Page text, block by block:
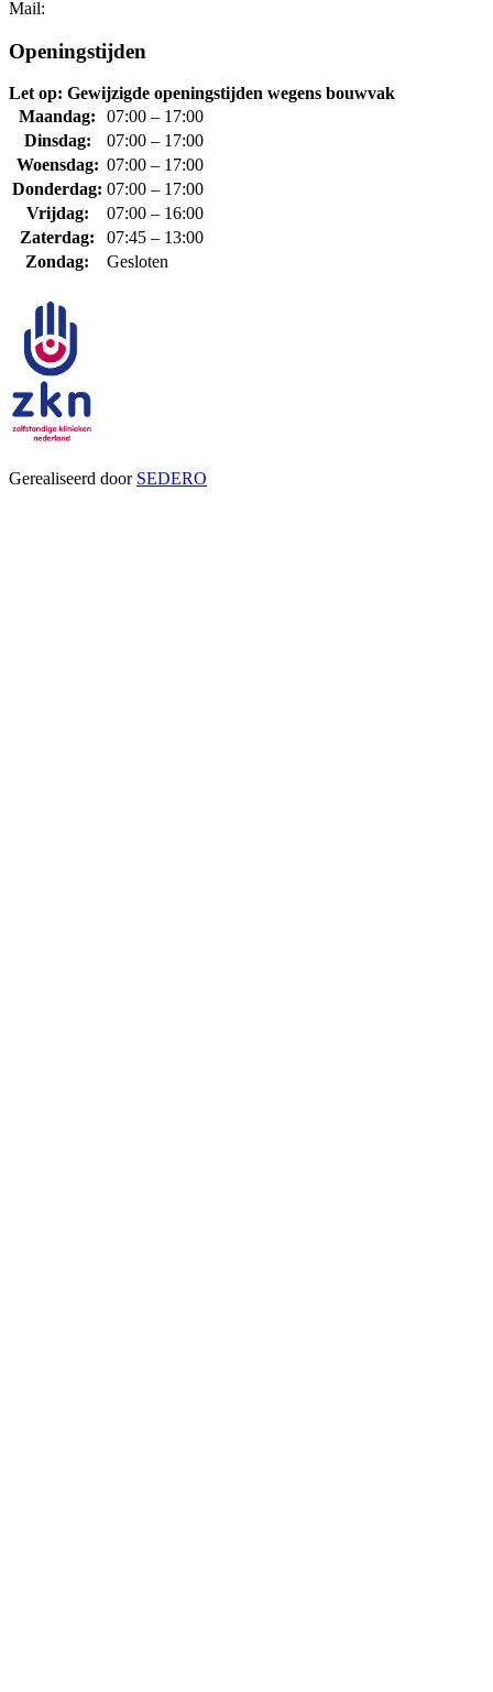
Mail:
Openingstijden
Let op: Gewijzigde openingstijden wegens bouwvak
Maandag:
07:00 – 17:00
Dinsdag:
07:00 – 17:00
Woensdag: 07:00 – 17:00
Donderdag: 07:00 – 17:00
Vrijdag:
07:00 – 16:00
Zaterdag:
07:45 – 13:00
Zondag:
Gesloten
Gerealiseerd door SEDERO